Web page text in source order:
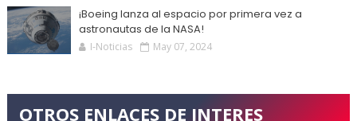
¡Boeing lanza al espacio por primera vez a
astronautas de la NASA!
I-Noticias May 07, 2024